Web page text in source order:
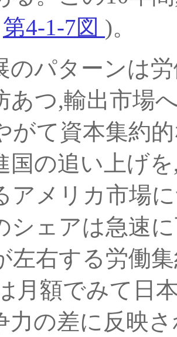
第4-1-7図 )。
のパターンは
あつ,輸出市場
がて資本集約
国の追い上げ
アメリカ市場
シェアは急速
左右する労働
月額でみて日
力の差に反映